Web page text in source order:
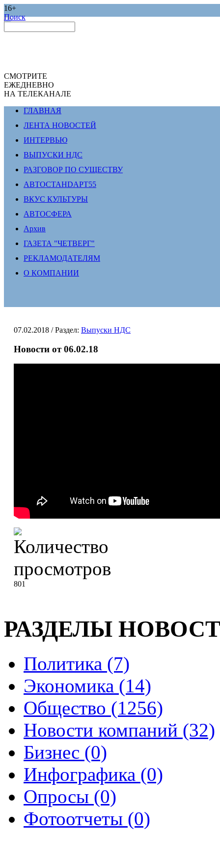
16+
Поиск
СМОТРИТЕ
ЕЖЕДНЕВНО
НА ТЕЛЕКАНАЛЕ
ГЛАВНАЯ
ЛЕНТА НОВОСТЕЙ
ИНТЕРВЬЮ
ВЫПУСКИ НДС
РАЗГОВОР ПО СУЩЕСТВУ
АВТОСТАНDАРТ55
ВКУС КУЛЬТУРЫ
АВТОСФЕРА
Архив
ГАЗЕТА "ЧЕТВЕРГ"
РЕКЛАМОДАТЕЛЯМ
О КОМПАНИИ
07.02.2018 / Раздел: Выпуски НДС
Новости от 06.02.18
801
РАЗДЕЛЫ
Политика (7)
Экономика (14)
Общество (1256)
Новости компаний (32)
Бизнес (0)
Инфографика (0)
Опросы (0)
Фотоотчеты (0)